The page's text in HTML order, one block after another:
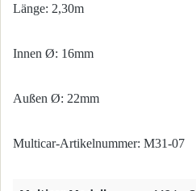
Länge: 2,30m
Innen Ø: 16mm
Außen Ø: 22mm
Multicar-Artikelnummer: M31-07